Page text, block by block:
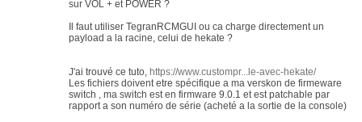
sur VOL + et POWER ?
Il faut utiliser TegranRCMGUI ou ca charge directement un
payload a la racine, celui de hekate ?
J'ai trouvé ce tuto, https://www.custompr...le-avec-hekate/
Les fichiers doivent etre spécifique a ma verskon de firmeware
switch , ma switch est en firmware 9.0.1 et est patchable par
rapport a son numéro de série (acheté a la sortie de la console)